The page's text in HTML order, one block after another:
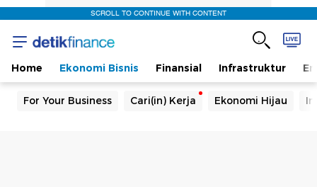
SCROLL TO CONTINUE WITH CONTENT
Home Ekonomi Bisnis Finansial Infrastruktur
For Your Business Cari(in) Kerja Ekonomi Hijau